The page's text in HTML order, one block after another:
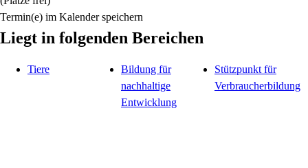
Termin(e) im Kalender speichern
Liegt in folgenden Bereichen
Tiere
Bildung für
nachhaltige
Entwicklung
Stützpunkt für
Verbraucherbildung